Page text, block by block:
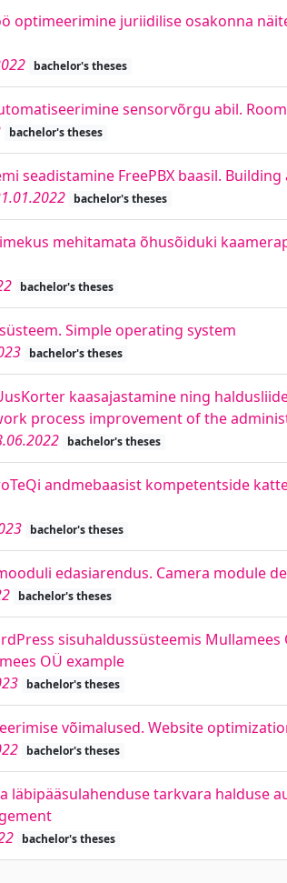
optimeerimine juriidilise osakonna
bachelor's theses
sensorvõrgu abil.
bachelor's theses
seadistamine FreePBX baasil.
bachelor's theses
mehitamata õhusõiduki
bachelor's theses
Simple operating system
bachelor's theses
kaasajastamine ning
process improvement of the
bachelor's theses
andmebaasist kompetentside
bachelor's theses
edasiarendus. Camera module
bachelor's theses
sisuhaldussüsteemis
OÜ example
bachelor's theses
võimalused. Website
bachelor's theses
läbipääsulahenduse tarkvara halduse
bachelor's theses